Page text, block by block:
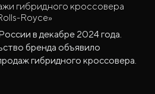
гибридного кроссовера
Royce»
в декабре 2024 года.
бренда объявило
гибридного кроссовера.